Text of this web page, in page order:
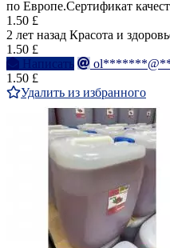
по Европе.Сертификат
1.50 £
2 лет назад Красота и
1.50 £
Написать
1.50 £
Удалить из избранного